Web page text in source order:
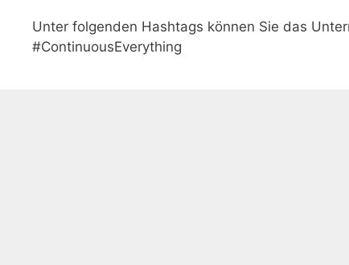
Unter folgenden Hashtags können Sie das
#ContinuousEverything